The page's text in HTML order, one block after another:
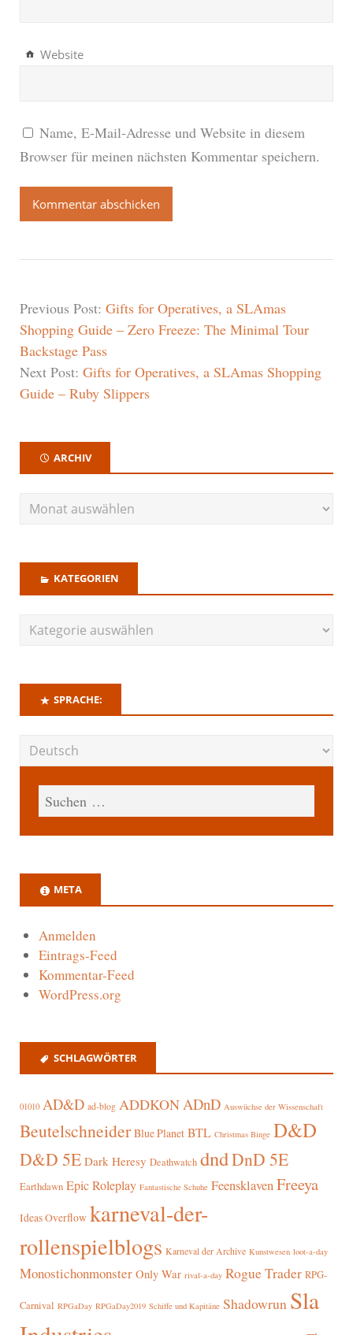
Website
Name, E-Mail-Adresse und Website in diesem
Browser für meinen nächsten Kommentar speichern.
Previous Post: Gifts for Operatives, a SLAmas
Shopping Guide – Zero Freeze: The Minimal Tour
Backstage Pass
Next Post: Gifts for Operatives, a SLAmas Shopping
Guide – Ruby Slippers
ARCHIV
KATEGORIEN
SPRACHE:
META
Anmelden
Eintrags-Feed
Kommentar-Feed
WordPress.org
SCHLAGWÖRTER
01010 AD&D ad-blog ADDKONADnD Auswüchse der Wissenschaft
Beutelschneider Blue Planet BTL Christmas Binge D&D
D&D 5E Dark Heresy Deathwatch dndDnD 5E
Earthdawn Epic Roleplay Fantastische Schuhe FeensklavenFreeya
Ideas Overflow karneval-der-
rollenspielblogs Karneval der Archive Kunstwesen loot-a-day
Monostichonmonster Only War rival-a-day Rogue Trader RPG-
Carnival RPGaDay RPGaDay2019 Schiffe und Kapitäne Shadowrun Sla